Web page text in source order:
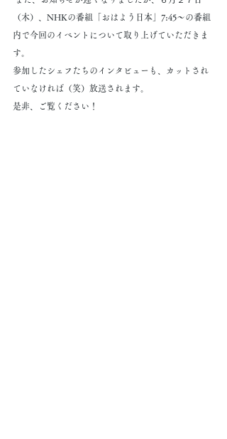
（木）、NHKの番組「おはよう日本」7:45〜の番組
内で今回のイベントについて取り上げていただきま
す。
参加したシェフたちのインタビューも、カットされ
ていなければ（笑）放送されます。
是非、ご覧ください！